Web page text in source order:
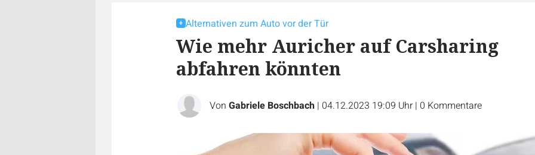
Alternativen zum Auto vor der Tür
Wie mehr Auricher auf Carsharing
abfahren könnten
Von Gabriele Boschbach | 04.12.2023 19:09 Uhr | 0 Kommentare